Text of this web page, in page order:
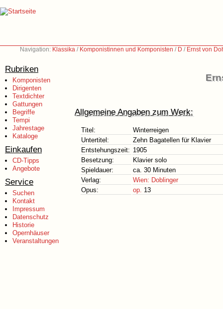
Navigation: Klassika / Komponistinnen und Komponisten / D / Ernst von
Rubriken
Komponisten
Dirigenten
Textdichter
Gattungen
Begriffe
Tempi
Jahrestage
Kataloge
Einkaufen
CD-Tipps
Angebote
Service
Suchen
Kontakt
Impressum
Datenschutz
Historie
Opernhäuser
Veranstaltungen
Allgemeine Angaben zum Werk:
Titel:
Winterreigen
Untertitel:
Zehn Bagatellen für Klavier
Entstehungszeit: 1905
Besetzung:
Klavier solo
Spieldauer:
ca. 30 Minuten
Verlag:
Wien: Doblinger
Opus:
op. 13